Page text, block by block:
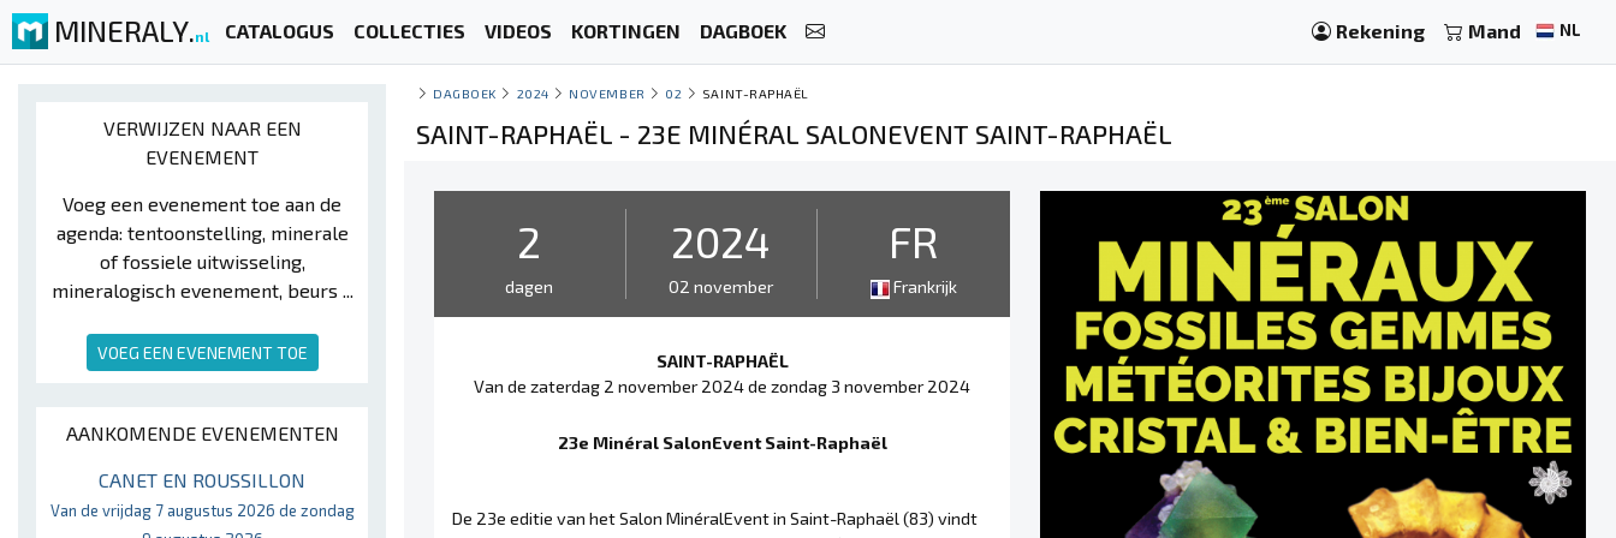
MINERALY.nl CATALOGUS COLLECTIES VIDEOS KORTINGEN DAGBOEK Rekening Mand NL
VERWIJZEN NAAR EEN
EVENEMENT
Voeg een evenement toe aan de
agenda: tentoonstelling, minerale
of fossiele uitwisseling,
mineralogisch evenement, beurs ...
VOEG EEN EVENEMENT TOE
AANKOMENDE EVENEMENTEN
CANET EN ROUSSILLON
Van de vrijdag 7 augustus 2026 de zondag
DAGBOEK 2024 NOVEMBER 02 SAINT-RAPHAËL
SAINT-RAPHAËL - 23E MINÉRAL SALONEVENT SAINT-RAPHAËL
2
dagen
2024
02 november
FR
Frankrijk
SAINT-RAPHAËL
Van de zaterdag 2 november 2024 de zondag 3 november 2024
23e Minéral SalonEvent Saint-Raphaël
De 23e editie van het Salon MinéralEvent in Saint-Raphaël (83) vindt